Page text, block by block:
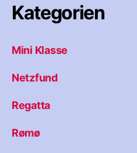
Kategorien
Mini Klasse
Netzfund
Regatta
Rømø